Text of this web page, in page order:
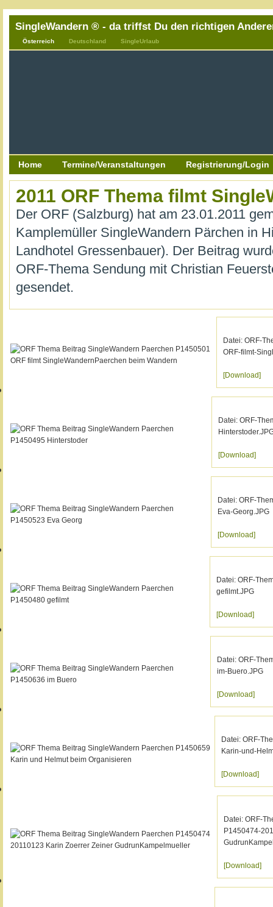
SingleWandern ® - da triffst Du den richtigen
Österreich Deutschland SingleUrlaub
Home Termine/Veranstaltungen Registrierung/Login
2011 ORF Thema filmt
Der ORF (Salzburg) hat am 23.01.2011
Kamplemüller SingleWandern Pärchen in
Landhotel Gressenbauer). Der Beitrag
ORF-Thema Sendung mit Christian
gesendet.
Datei: ORF-
ORF-filmt-
[Download]
Datei: ORF-
[Download]
Datei: ORF-
Eva-Georg.JPG
[Download]
Datei: ORF-
gefilmt.JPG
[Download]
Datei: ORF-
im-Buero.JPG
[Download]
Datei: ORF-
Karin-und-
[Download]
Datei: ORF-
P1450474-
[Download]